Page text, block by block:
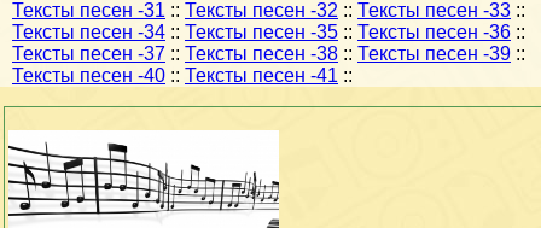
Тексты песен -31 :: Тексты песен -32 :: Тексты песен -33 ::
Тексты песен -34 :: Тексты песен -35 :: Тексты песен -36 ::
Тексты песен -37 :: Тексты песен -38 :: Тексты песен -39 ::
Тексты песен -40 :: Тексты песен -41 ::